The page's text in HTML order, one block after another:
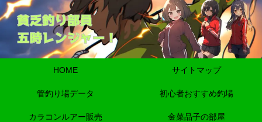
HOME サイトマップ
管釣り場データ 初心者おすすめ釣場
カラコンルアー販売 金菜品子の部屋